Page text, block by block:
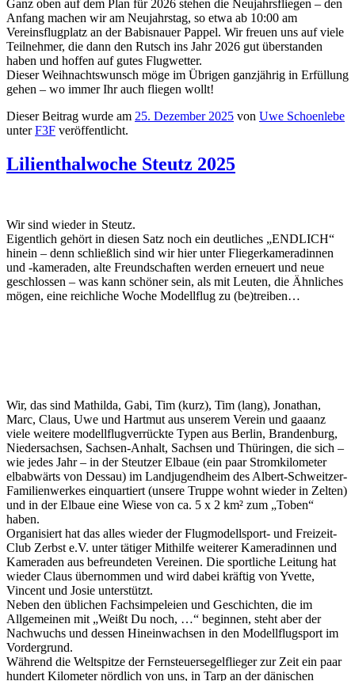
Ganz oben auf dem Plan für 2026 stehen die Neujahrsfliegen – den
Anfang machen wir am Neujahrstag, so etwa ab 10:00 am
Vereinsflugplatz an der Babisnauer Pappel. Wir freuen uns auf viele
Teilnehmer, die dann den Rutsch ins Jahr 2026 gut überstanden
haben und hoffen auf gutes Flugwetter.
Dieser Weihnachtswunsch möge im Übrigen ganzjährig in Erfüllung
gehen – wo immer Ihr auch fliegen wollt!
Dieser Beitrag wurde am 25. Dezember 2025 von Uwe Schoenlebe
unterF3F veröffentlicht.
Lilienthalwoche Steutz 2025
Wir sind wieder in Steutz.
Eigentlich gehört in diesen Satz noch ein deutliches „ENDLICH“
hinein – denn schließlich sind wir hier unter Fliegerkameradinnen
und -kameraden, alte Freundschaften werden erneuert und neue
geschlossen – was kann schöner sein, als mit Leuten, die Ähnliches
mögen, eine reichliche Woche Modellflug zu (be)treiben…
Wir, das sind Mathilda, Gabi, Tim (kurz), Tim (lang), Jonathan,
Marc, Claus, Uwe und Hartmut aus unserem Verein und gaaanz
viele weitere modellflugverrückte Typen aus Berlin, Brandenburg,
Niedersachsen, Sachsen-Anhalt, Sachsen und Thüringen, die sich –
wie jedes Jahr – in der Steutzer Elbaue (ein paar Stromkilometer
elbabwärts von Dessau) im Landjugendheim des Albert-Schweitzer-
Familienwerkes einquartiert (unsere Truppe wohnt wieder in Zelten)
und in der Elbaue eine Wiese von ca. 5 x 2 km² zum „Toben“
haben.
Organisiert hat das alles wieder der Flugmodellsport- und Freizeit-
Club Zerbst e.V. unter tätiger Mithilfe weiterer Kameradinnen und
Kameraden aus befreundeten Vereinen. Die sportliche Leitung hat
wieder Claus übernommen und wird dabei kräftig von Yvette,
Vincent und Josie unterstützt.
Neben den üblichen Fachsimpeleien und Geschichten, die im
Allgemeinen mit „Weißt Du noch, …“ beginnen, steht aber der
Nachwuchs und dessen Hineinwachsen in den Modellflugsport im
Vordergrund.
Während die Weltspitze der Fernsteuersegelflieger zur Zeit ein paar
hundert Kilometer nördlich von uns, in Tarp an der dänischen